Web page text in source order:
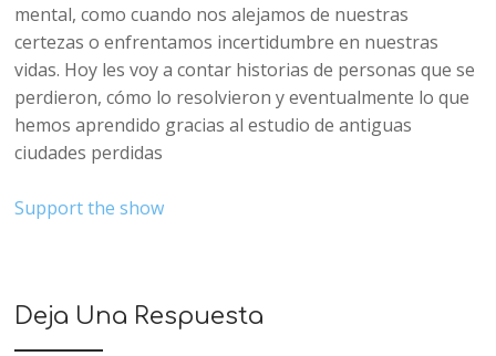
mental, como cuando nos alejamos de nuestras
certezas o enfrentamos incertidumbre en nuestras
vidas. Hoy les voy a contar historias de personas que se
perdieron, cómo lo resolvieron y eventualmente lo que
hemos aprendido gracias al estudio de antiguas
ciudades perdidas
Support the show
Deja Una Respuesta